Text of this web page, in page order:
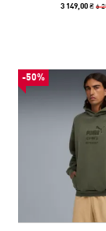
3 149,00 ₴6
-50%